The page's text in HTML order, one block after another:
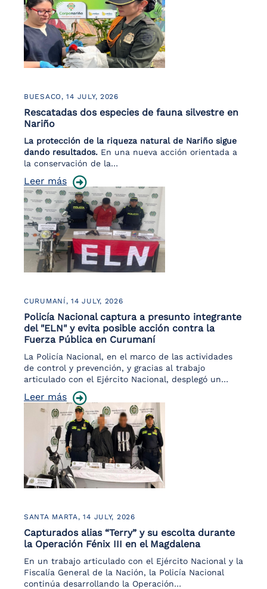
BUESACO,14 JULY, 2026
Rescatadas dos especies de fauna silvestre en
Nariño
La protección de la riqueza natural de Nariño sigue
dando resultados. En una nueva acción orientada a
la conservación de la…
Leer más
CURUMANÍ,14 JULY, 2026
Policía Nacional captura a presunto integrante
del "ELN" y evita posible acción contra la
Fuerza Pública en Curumaní
La Policía Nacional, en el marco de las actividades
de control y prevención, y gracias al trabajo
articulado con el Ejército Nacional, desplegó un…
Leer más
SANTA MARTA,14 JULY, 2026
Capturados alias “Terry” y su escolta durante
la Operación Fénix III en el Magdalena
En un trabajo articulado con el Ejército Nacional y la
Fiscalía General de la Nación, la Policía Nacional
continúa desarrollando la Operación…